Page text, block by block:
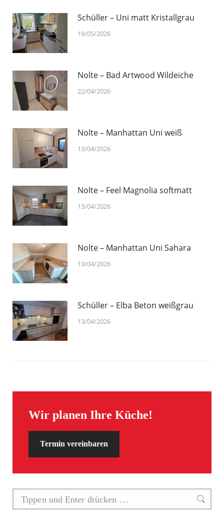
Schüller – Uni matt Kristallgrau
19/05/2026
Nolte – Bad Artwood Wildeiche
22/04/2026
Nolte – Manhattan Uni weiß
13/04/2026
Nolte – Feel Magnolia softmatt
13/04/2026
Nolte – Manhattan Uni Sahara
13/04/2026
Schüller – Elba Beton weißgrau
13/04/2026
Wir planen Ihre Küche!
Termin vereinbaren
Search: